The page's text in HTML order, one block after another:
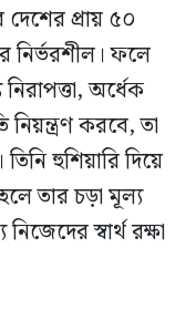
দেশের প্রায় ৫০
নির্ভরশীল। ফলে
অর্ধেক
নিয়ন্ত্রণ করবে, তা
হুশিয়ারি দিয়ে
তার চড়া মূল্য
স্বার্থ রক্ষা